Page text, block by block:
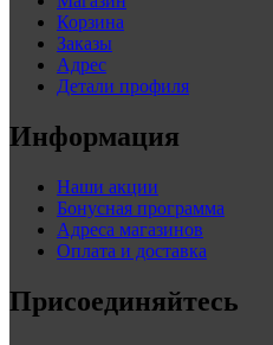
Корзина
Заказы
Адрес
Детали профиля
Информация
Наши акции
Бонусная программа
Адреса магазинов
Оплата и доставка
Присоединяйтесь